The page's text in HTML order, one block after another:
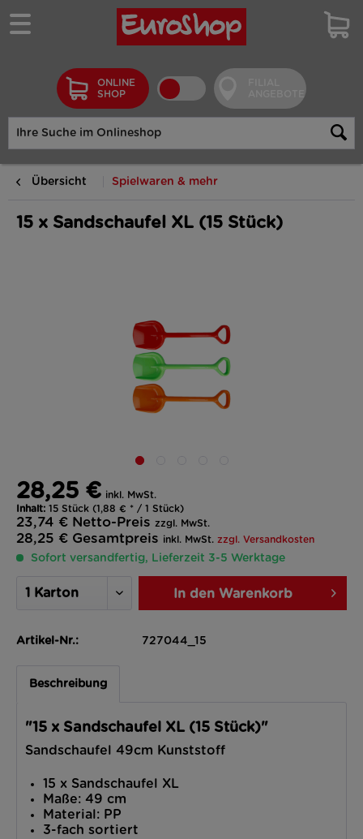
ONLINE
SHOP
Übersicht Spielwaren & mehr
15 x Sandschaufel XL (15 Stück)
28,25 € inkl. MwSt.
Inhalt: 15 Stück (1,88 € * / 1 Stück)
23,74 € Netto-Preis zzgl. MwSt.
28,25 € Gesamtpreis inkl. MwSt. zzgl. Versandkosten
Sofort versandfertig, Lieferzeit 3-5 Werktage
In den Warenkorb
Artikel-Nr.: 727044_15
Beschreibung
"15 x Sandschaufel XL (15 Stück)"
Sandschaufel 49cm Kunststoff
15 x Sandschaufel XL
Maße: 49 cm
Material: PP
3-fach sortiert